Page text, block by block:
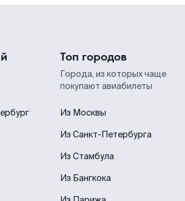
Топ городов
Города, из которых чаще
покупают авиабилеты
Из Москвы
Из Санкт-Петербурга
Из Стамбула
Из Бангкока